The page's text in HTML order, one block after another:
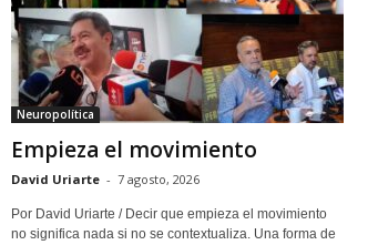
Neuropolítica
Empieza el movimiento
David Uriarte - 7 agosto, 2026
Por David Uriarte / Decir que empieza el movimiento
no significa nada si no se contextualiza. Una forma de